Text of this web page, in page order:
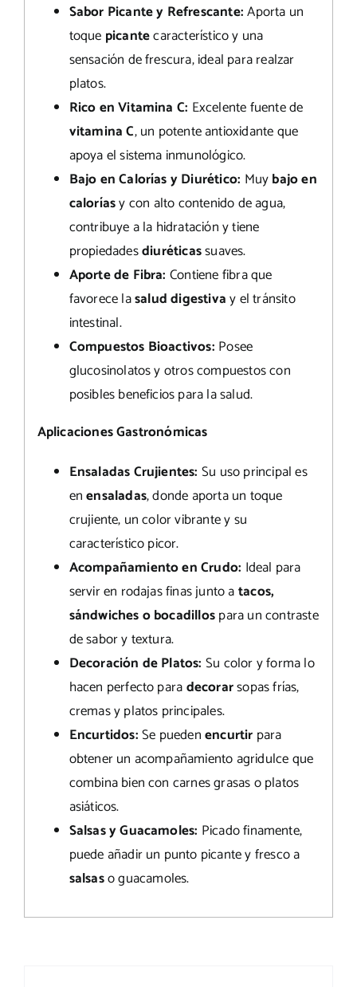
Sabor Picante y Refrescante:Aporta un
toque picantecaracterístico y una
sensación de frescura, ideal para realzar
platos.
Rico en Vitamina C: Excelente fuente de
vitamina C, un potente antioxidante que
apoya el sistema inmunológico.
Bajo en Calorías y Diurético: Muybajo en
caloríasy con alto contenido de agua,
contribuye a la hidratación y tiene
propiedadesdiuréticassuaves.
Aporte de Fibra: Contiene fibra que
favorece lasalud digestivay el tránsito
intestinal.
Compuestos Bioactivos: Posee
glucosinolatos y otros compuestos con
posibles beneficios para la salud.
Aplicaciones Gastronómicas
Ensaladas Crujientes: Su uso principal es
enensaladas, donde aporta un toque
crujiente, un color vibrante y su
característico picor.
Acompañamiento en Crudo: Ideal para
servir en rodajas finas junto atacos,
sándwiches o bocadillospara un contraste
de sabor y textura.
Decoración de Platos: Su color y forma lo
hacen perfecto paradecorarsopas frías,
cremas y platos principales.
Encurtidos:Se puedenencurtir para
obtener un acompañamiento agridulce que
combina bien con carnes grasas o platos
asiáticos.
Salsas y Guacamoles: Picado finamente,
puede añadir un punto picante y fresco a
salsaso guacamoles.